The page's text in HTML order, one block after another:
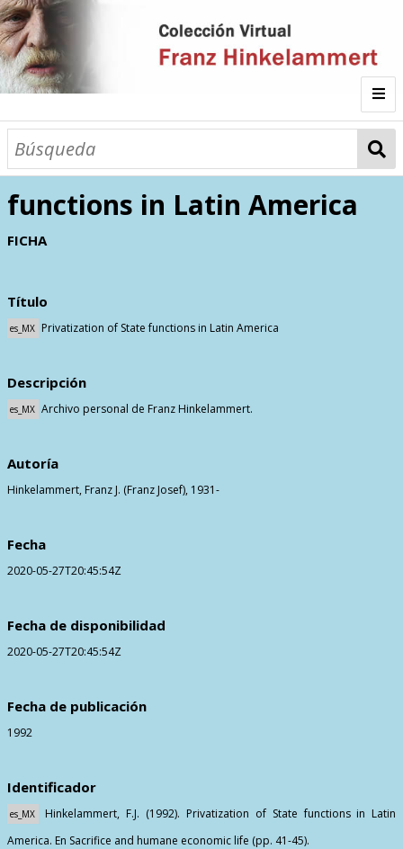
Inicio
Autor
Listado por
Contactos
Privatization of State
functions in Latin America
FICHA
Título
es_MX Privatization of State functions in Latin America
Descripción
es_MX Archivo personal de Franz Hinkelammert.
Autoría
Hinkelammert, Franz J. (Franz Josef), 1931-
Fecha
2020-05-27T20:45:54Z
Fecha de disponibilidad
2020-05-27T20:45:54Z
Fecha de publicación
1992
Identificador
es_MX
Hinkelammert, F.J. (1992). Privatization of State functions in Latin
America. En Sacrifice and humane economic life (pp. 41-45).